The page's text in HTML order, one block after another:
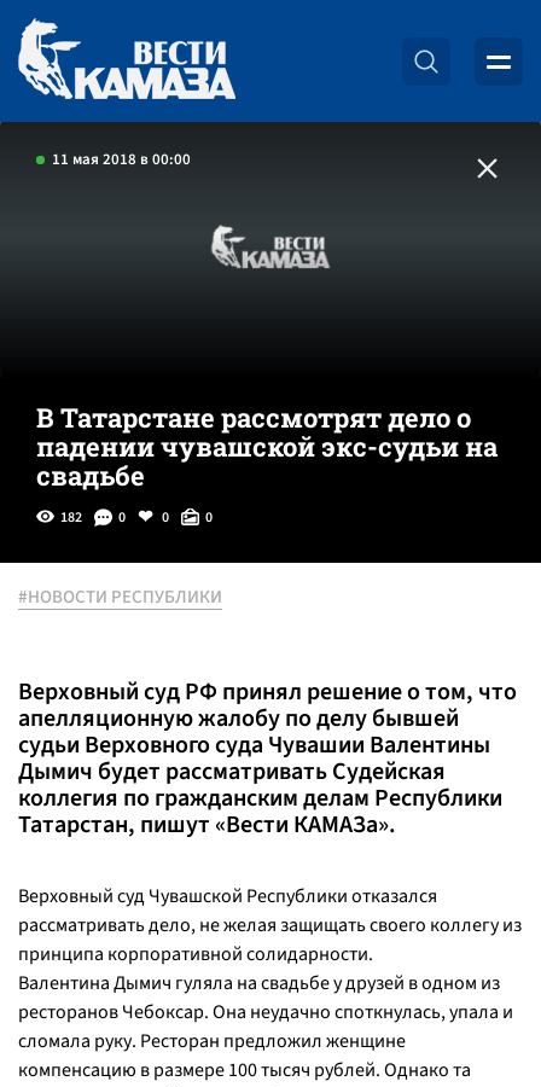
11 мая 2018 в 00:00
В Татарстане рассмотрят дело о
падении чувашской экс-судьи на
свадьбе
182 0 0 0
#НОВОСТИ РЕСПУБЛИКИ
Верховный суд РФ принял решение о том, что
апелляционную жалобу по делу бывшей
судьи Верховного суда Чувашии Валентины
Дымич будет рассматривать Судейская
коллегия по гражданским делам Республики
Татарстан, пишут «Вести КАМАЗа».
Верховный суд Чувашской Республики отказался
рассматривать дело, не желая защищать своего коллегу из
принципа корпоративной солидарности.
Валентина Дымич гуляла на свадьбе у друзей в одном из
ресторанов Чебоксар. Она неудачно споткнулась, упала и
сломала руку. Ресторан предложил женщине
компенсацию в размере 100 тысяч рублей. Однако та